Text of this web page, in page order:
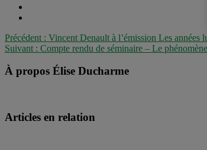
Précédent : Vincent Denault à l’émission Les années
Suivant : Compte rendu de séminaire – Le
À propos Élise Ducharme
Articles en relation